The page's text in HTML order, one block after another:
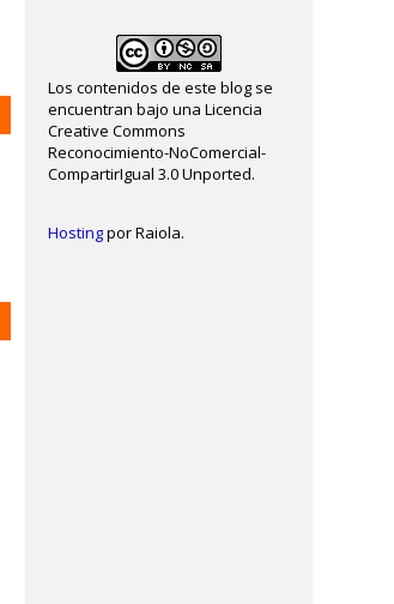
Los contenidos de este blog se
encuentran bajo una Licencia
Creative Commons
Reconocimiento-NoComercial-
CompartirIgual 3.0 Unported.
Hostingpor Raiola.